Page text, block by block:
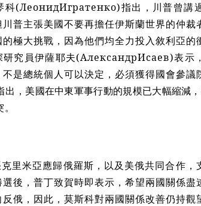
科(ЛеонидИгратенко)指出，川普曾講
普主張美國不要再擔任伊斯蘭世界的仲裁
極大挑戰，因為他們均全力投入敘利亞的
究員伊薩耶夫(АлександрИсаев)表示
是總統個人可以決定，必須獲得國會參議
出 ，美國在中東軍事行動的規模已大幅縮減
里米亞應歸俄羅斯，以及美俄共同合作，
後，普丁致賀時即表示，希望兩國關係盡
俄，因此，莫斯科對兩國關係改善仍持觀